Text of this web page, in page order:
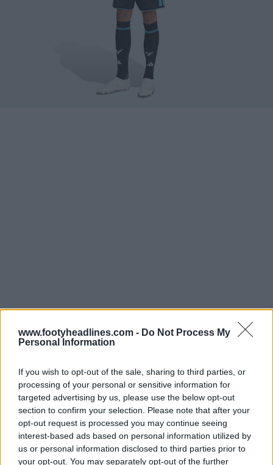
www.footyheadlines.com - Do Not Process My
Personal Information
If you wish to opt-out of the sale, sharing to third parties, or
processing of your personal or sensitive information for
targeted advertising by us, please use the below opt-out
section to confirm your selection. Please note that after your
opt-out request is processed you may continue seeing
interest-based ads based on personal information utilized by
us or personal information disclosed to third parties prior to
your opt-out. You may separately opt-out of the further
Le maillot pre-match Newcastle 2026-2027 est doté de
manches raglan gris foncé unies et d'un col rond